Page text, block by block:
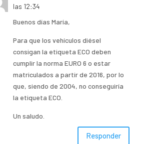
las 12:34
Buenos días María,
Para que los vehículos diésel
consigan la etiqueta ECO deben
cumplir la norma EURO 6 o estar
matriculados a partir de 2016, por lo
que, siendo de 2004, no conseguiría
la etiqueta ECO.
Un saludo.
Responder